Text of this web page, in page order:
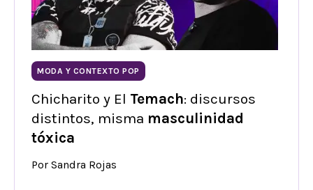
MODA Y CONTEXTO POP
Chicharito y El Temach: discursos
distintos, misma masculinidad
tóxica
Por Sandra Rojas